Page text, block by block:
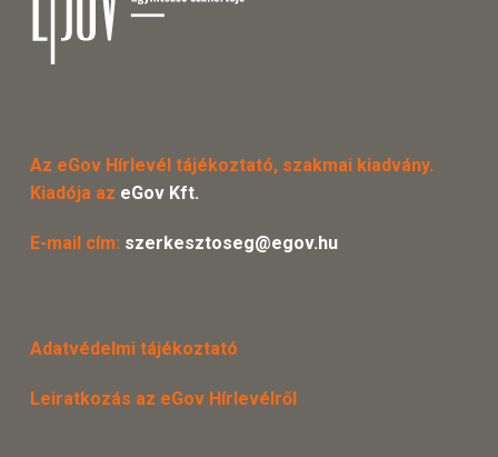
Az eGov Hírlevél tájékoztató, szakmai kiadvány.
Kiadója az eGov Kft.
E-mail cím: szerkesztoseg@egov.hu
Adatvédelmi tájékoztató
Leiratkozás az eGov Hírlevélről